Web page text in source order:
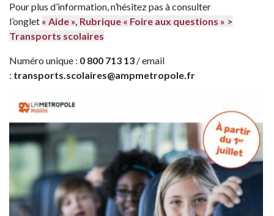
Pour plus d’information, n’hésitez pas à consulter
l’onglet « Aide », Rubrique « Foire aux questions » >
Transports scolaires
Numéro unique : 0 800 713 13 / email
: transports.scolaires@ampmetropole.fr